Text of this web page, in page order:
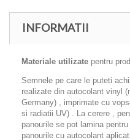
INFORMATII
Materiale utilizate pentru
Semnele pe care le puteti
realizate din autocolant vinyl
Germany) , imprimate cu
si radiatii UV) . La cerere ,
panourile se pot lamina
panourile cu autocolant